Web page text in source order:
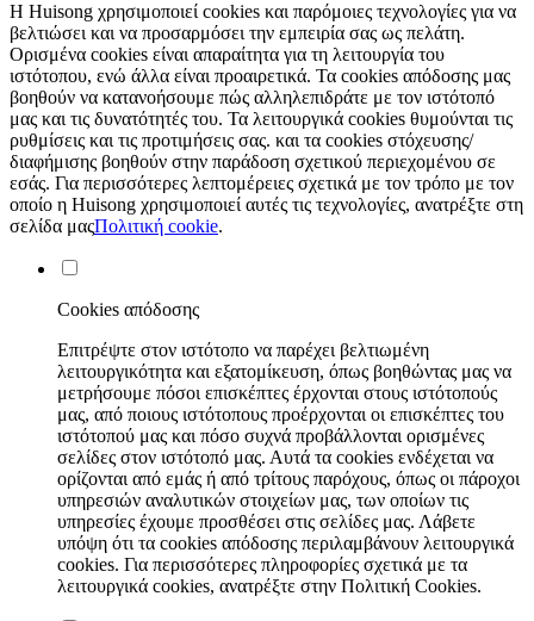
Η Huisong χρησιμοποιεί cookies και παρόμοιες τεχνολογίες για να
βελτιώσει και να προσαρμόσει την εμπειρία σας ως πελάτη.
Ορισμένα cookies είναι απαραίτητα για τη λειτουργία του
ιστότοπου, ενώ άλλα είναι προαιρετικά. Τα cookies απόδοσης μας
βοηθούν να κατανοήσουμε πώς αλληλεπιδράτε με τον ιστότοπό
μας και τις δυνατότητές του. Τα λειτουργικά cookies θυμούνται τις
ρυθμίσεις και τις προτιμήσεις σας. και τα cookies στόχευσης/
διαφήμισης βοηθούν στην παράδοση σχετικού περιεχομένου σε
εσάς. Για περισσότερες λεπτομέρειες σχετικά με τον τρόπο με τον
οποίο η Huisong χρησιμοποιεί αυτές τις τεχνολογίες, ανατρέξτε στη
σελίδα μαςΠολιτική cookie.
Cookies απόδοσης
Επιτρέψτε στον ιστότοπο να παρέχει βελτιωμένη
λειτουργικότητα και εξατομίκευση, όπως βοηθώντας μας να
μετρήσουμε πόσοι επισκέπτες έρχονται στους ιστότοπούς
μας, από ποιους ιστότοπους προέρχονται οι επισκέπτες του
ιστότοπού μας και πόσο συχνά προβάλλονται ορισμένες
σελίδες στον ιστότοπό μας. Αυτά τα cookies ενδέχεται να
ορίζονται από εμάς ή από τρίτους παρόχους, όπως οι πάροχοι
υπηρεσιών αναλυτικών στοιχείων μας, των οποίων τις
υπηρεσίες έχουμε προσθέσει στις σελίδες μας. Λάβετε
υπόψη ότι τα cookies απόδοσης περιλαμβάνουν λειτουργικά
cookies. Για περισσότερες πληροφορίες σχετικά με τα
λειτουργικά cookies, ανατρέξτε στην Πολιτική Cookies.